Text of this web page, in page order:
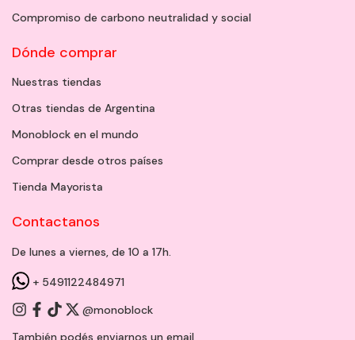
Compromiso de carbono neutralidad y social
Dónde comprar
Nuestras tiendas
Otras tiendas de Argentina
Monoblock en el mundo
Comprar desde otros países
Tienda Mayorista
Contactanos
De lunes a viernes, de 10 a 17h.
+ 5491122484971
@monoblock
También podés enviarnos un email